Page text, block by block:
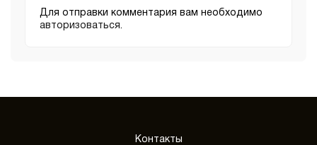
Для отправки комментария вам необходимо
авторизоваться.
Контакты